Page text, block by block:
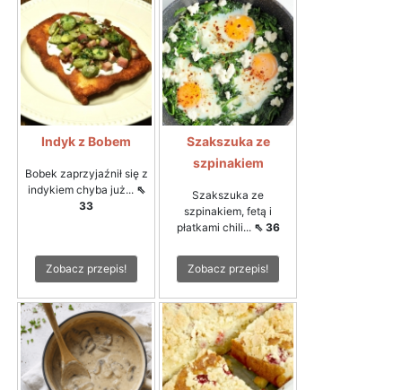
Indyk z Bobem
Bobek zaprzyjaźnił się z
indykiem chyba już... ⇖
33
Zobacz przepis!
Szakszuka ze
szpinakiem
Szakszuka ze
szpinakiem, fetą i
płatkami chili... ⇖ 36
Zobacz przepis!